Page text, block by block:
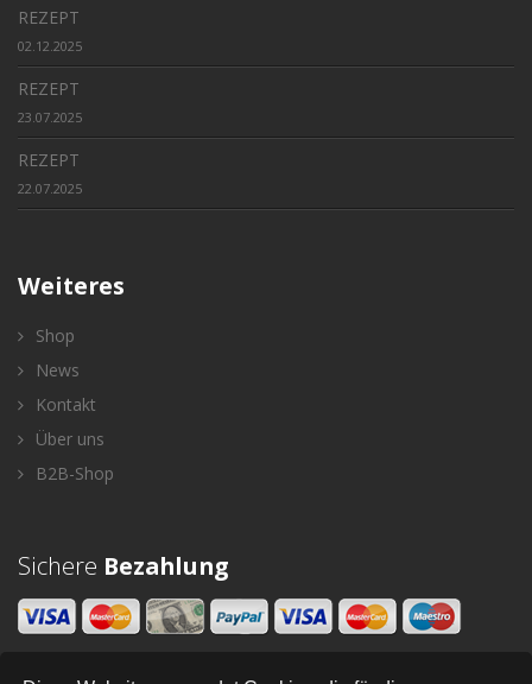
REZEPT
02.12.2025
REZEPT
23.07.2025
REZEPT
22.07.2025
Weiteres
Shop
News
Kontakt
Über uns
B2B-Shop
Sichere Bezahlung